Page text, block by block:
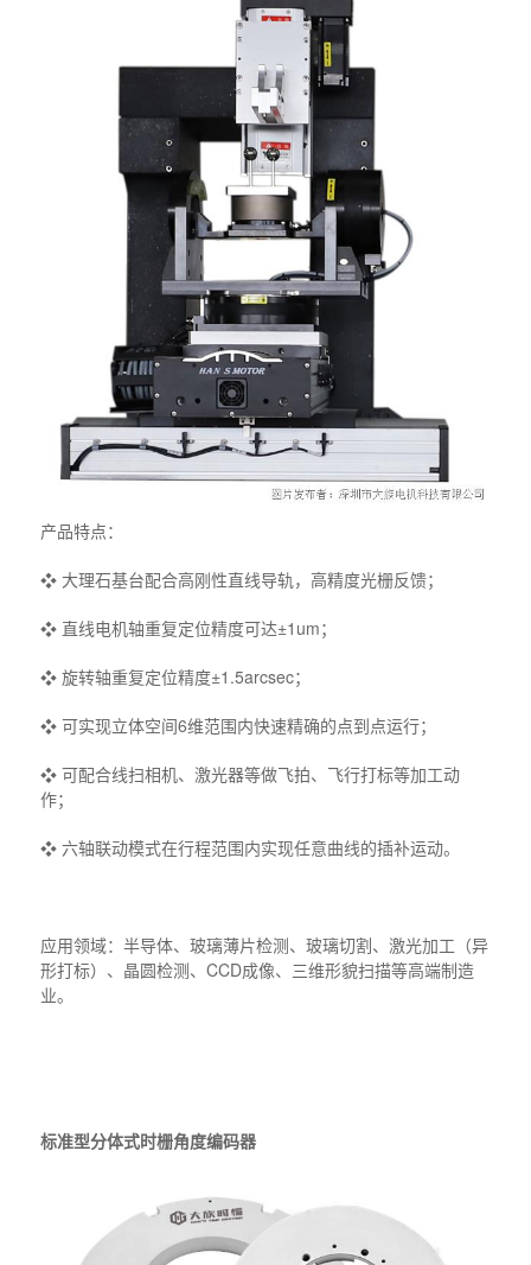
产品特点：
❖ 大理石基台配合高刚性直线导轨，高精度光栅反馈；
❖ 直线电机轴重复定位精度可达±1um；
❖ 旋转轴重复定位精度±1.5arcsec；
❖ 可实现立体空间6维范围内快速精确的点到点运行；
❖ 可配合线扫相机、激光器等做飞拍、飞行打标等加工动
作；
❖ 六轴联动模式在行程范围内实现任意曲线的插补运动。
应用领域：半导体、玻璃薄片检测、玻璃切割、激光加工（异
形打标）、晶圆检测、CCD成像、三维形貌扫描等高端制造
业。
标准型分体式时栅角度编码器